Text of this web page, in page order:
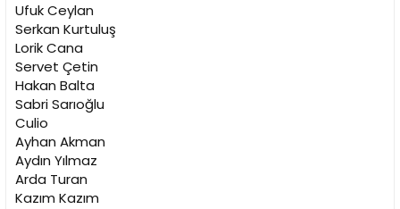
Ufuk Ceylan
Serkan Kurtuluş
Lorik Cana
Servet Çetin
Hakan Balta
Sabri Sarıoğlu
Culio
Ayhan Akman
Aydın Yılmaz
Arda Turan
Kazım Kazım